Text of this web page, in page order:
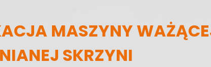
MASZYNY
SKRZYNI